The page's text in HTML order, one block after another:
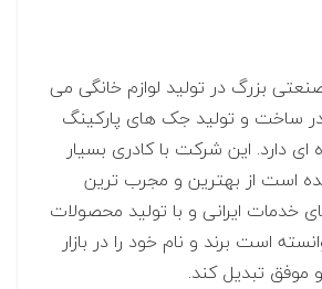
بزرگ در تولید لوازم خانگی می
ساخت و تولید جک های پارکینگ
ای دارد. این شرکت با کادری بسیار
است از بهترین و مجرب ترین
خدمات ایرانی و با تولید محصولات
است برند و نام خود را در بازار
و موفق تبدیل کند.